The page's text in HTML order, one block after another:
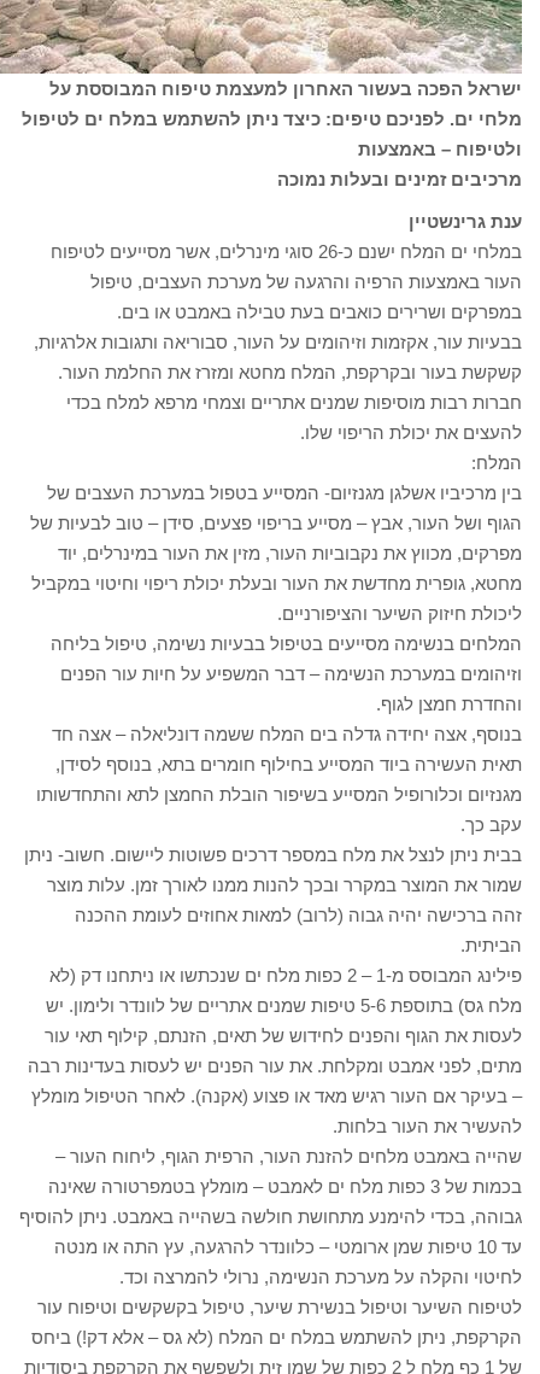
ישראל הפכה בעשור האחרון למעצמת טיפוח המבוססת על
מלחי ים. לפניכם טיפים: כיצד ניתן להשתמש במלח ים לטיפול
ולטיפוח – באמצעות
מרכיבים זמינים ובעלות נמוכה
ענת גרינשטיין
במלחי ים המלח ישנם כ-26 סוגי מינרלים, אשר מסייעים לטיפוח
העור באמצעות הרפיה והרגעה של מערכת העצבים, טיפול
במפרקים ושרירים כואבים בעת טבילה באמבט או בים.
בבעיות עור, אקזמות וזיהומים על העור, סבוריאה ותגובות אלרגיות,
קשקשת בעור ובקרקפת, המלח מחטא ומזרז את החלמת העור.
חברות רבות מוסיפות שמנים אתריים וצמחי מרפא למלח בכדי
להעצים את יכולת הריפוי שלו.
המלח:
בין מרכיביו אשלגן מגנזיום- המסייע בטפול במערכת העצבים של
הגוף ושל העור, אבץ – מסייע בריפוי פצעים, סידן – טוב לבעיות של
מפרקים, מכווץ את נקבוביות העור, מזין את העור במינרלים, יוד
מחטא, גופרית מחדשת את העור ובעלת יכולת ריפוי וחיטוי במקביל
ליכולת חיזוק השיער והציפורניים.
המלחים בנשימה מסייעים בטיפול בבעיות נשימה, טיפול בליחה
וזיהומים במערכת הנשימה – דבר המשפיע על חיות עור הפנים
והחדרת חמצן לגוף.
בנוסף, אצה יחידה גדלה בים המלח ששמה דונליאלה – אצה חד
תאית העשירה ביוד המסייע בחילוף חומרים בתא, בנוסף לסידן,
מגנזיום וכלורופיל המסייע בשיפור הובלת החמצן לתא והתחדשותו
עקב כך.
בבית ניתן לנצל את מלח במספר דרכים פשוטות ליישום. חשוב- ניתן
שמור את המוצר במקרר ובכך להנות ממנו לאורך זמן. עלות מוצר
זהה ברכישה יהיה גבוה (לרוב) למאות אחוזים לעומת ההכנה
הביתית.
פילינג המבוסס מ-1 – 2 כפות מלח ים שנכתשו או ניתחנו דק (לא
מלח גס) בתוספת 5-6 טיפות שמנים אתריים של לוונדר ולימון. יש
לעסות את הגוף והפנים לחידוש של תאים, הזנתם, קילוף תאי עור
מתים, לפני אמבט ומקלחת. את עור הפנים יש לעסות בעדינות רבה
– בעיקר אם העור רגיש מאד או פצוע (אקנה). לאחר הטיפול מומלץ
להעשיר את העור בלחות.
שהייה באמבט מלחים להזנת העור, הרפית הגוף, ליחוח העור –
בכמות של 3 כפות מלח ים לאמבט – מומלץ בטמפרטורה שאינה
גבוהה, בכדי להימנע מתחושת חולשה בשהייה באמבט. ניתן להוסיף
עד 10 טיפות שמן ארומטי – כלוונדר להרגעה, עץ התה או מנטה
לחיטוי והקלה על מערכת הנשימה, נרולי להמרצה וכד.
לטיפוח השיער וטיפול בנשירת שיער, טיפול בקשקשים וטיפוח עור
הקרקפת, ניתן להשתמש במלח ים המלח (לא גס – אלא דק!) ביחס
של 1 כף מלח ל 2 כפות של שמן זית ולשפשף את הקרקפת ביסודיות